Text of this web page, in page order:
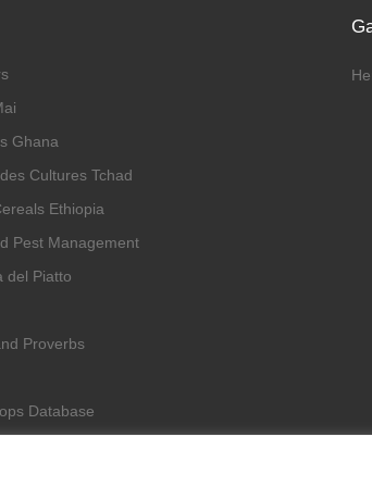
Ghana
Cultures Tchad
Ethiopia
Pest Management
del Piatto
Proverbs
Database